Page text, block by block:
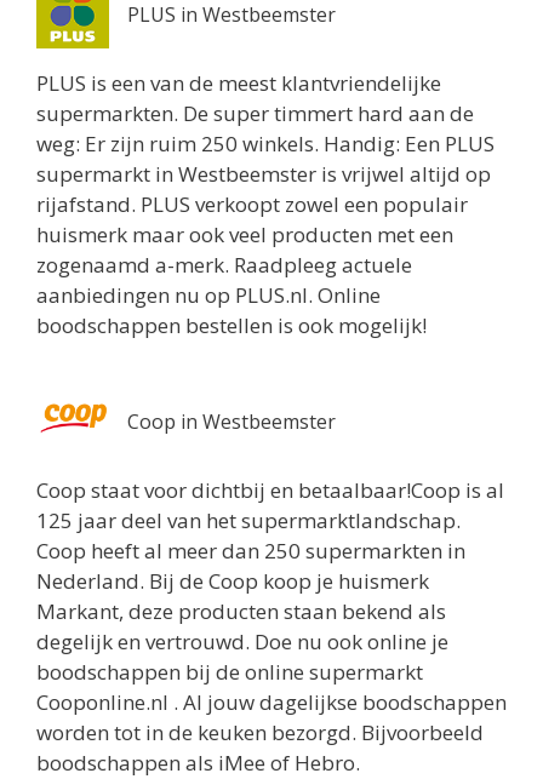
PLUS in Westbeemster
PLUS is een van de meest klantvriendelijke
supermarkten. De super timmert hard aan de
weg: Er zijn ruim 250 winkels. Handig: Een PLUS
supermarkt in Westbeemster is vrijwel altijd op
rijafstand. PLUS verkoopt zowel een populair
huismerk maar ook veel producten met een
zogenaamd a-merk. Raadpleeg actuele
aanbiedingen nu op PLUS.nl. Online
boodschappen bestellen is ook mogelijk!
Coop in Westbeemster
Coop staat voor dichtbij en betaalbaar!Coop is al
125 jaar deel van het supermarktlandschap.
Coop heeft al meer dan 250 supermarkten in
Nederland. Bij de Coop koop je huismerk
Markant, deze producten staan bekend als
degelijk en vertrouwd. Doe nu ook online je
boodschappen bij de online supermarkt
Cooponline.nl . Al jouw dagelijkse boodschappen
worden tot in de keuken bezorgd. Bijvoorbeeld
boodschappen als iMee of Hebro.